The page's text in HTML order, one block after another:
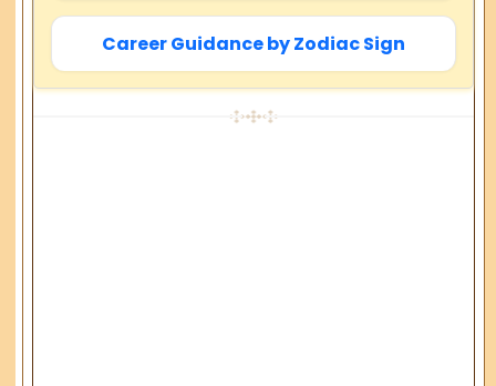
Career Guidance by Zodiac Sign